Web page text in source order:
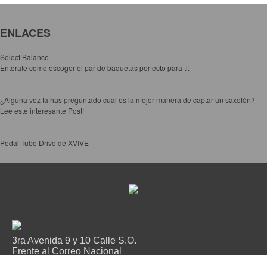
ENLACES
Select Balance
Enterate como escoger el par de baquetas perfecto para ti.
¿Alguna vez ta has preguntado cuál es la mejor manera de captar un saxofón?
Lee este interesante Post!
Pedal Tube Drive de XVIVE
3ra Avenida 9 y 10 Calle S.O.
Frente al Correo Nacional